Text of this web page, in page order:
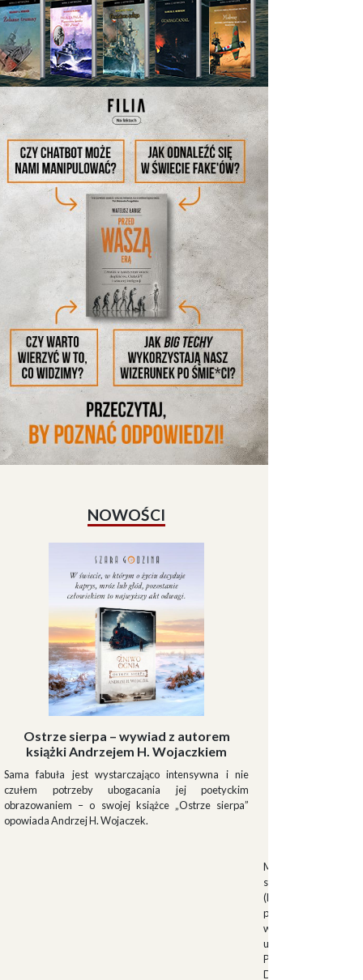
NOWOŚCI
Ostrze sierpa – wywiad z autorem
książki Andrzejem H. Wojaczkiem
Sama fabuła jest wystarczająco intensywna i nie
czułem potrzeby ubogacania jej poetyckim
obrazowaniem – o swojej książce „Ostrze sierpa”
opowiada Andrzej H. Wojaczek.
Muszkieterowie
stanowili elitarną
(Milizia Volontaria
pełniącą rolę
w latach 1923-
uroczystościach
Palazzo Venezia w
Duce.